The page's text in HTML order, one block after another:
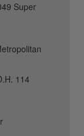
Super
114